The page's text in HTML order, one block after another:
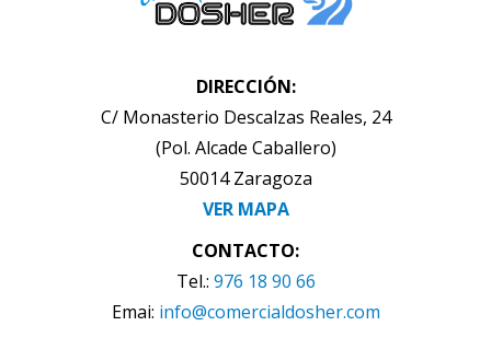
DIRECCIÓN:
C/ Monasterio Descalzas Reales, 24
(Pol. Alcade Caballero)
50014 Zaragoza
VER MAPA
CONTACTO:
Tel.: 976 18 90 66
Emai: info@comercialdosher.com